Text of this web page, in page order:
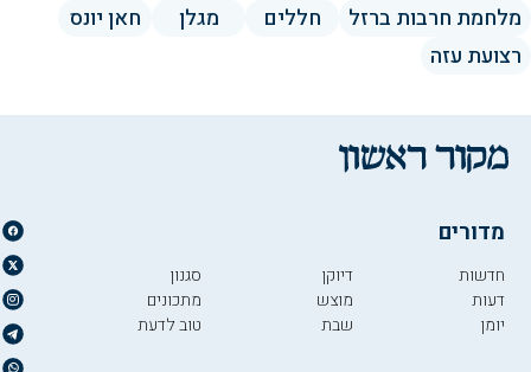
מלחמת חרבות ברזל חללים מגלן
חאן יונס
רצועת עזה
מדורים
חדשות
דעות
יומן
דיוקן
מוצש
שבת
סגנון
מתכונים
טוב לדעת